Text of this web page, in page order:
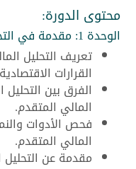
محتوى الدورة:
الوحدة 1: مقدمة في التحليل المالي المتقدم:
تعريف التحليل
القرارات
الفرق بين التحليل
المالي المتقدم.
فحص الأدوات
المالي المتقدم.
مقدمة عن